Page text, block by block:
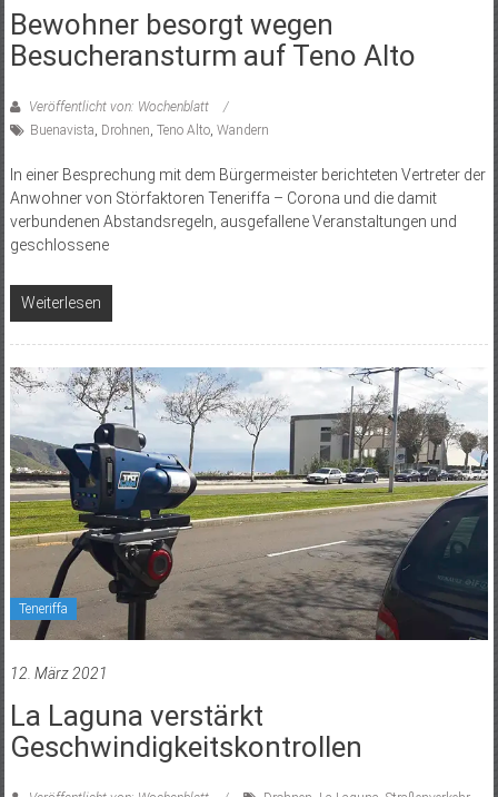
Bewohner besorgt wegen
Besucheransturm auf Teno Alto
Veröffentlicht von: Wochenblatt
Buenavista Drohnen Teno Alto, Wandern
In einer Besprechung mit dem Bürgermeister berichteten Vertreter der
Anwohner von Störfaktoren Teneriffa – Corona und die damit
verbundenen Abstandsregeln, ausgefallene Veranstaltungen und
geschlossene
Weiterlesen
Teneriffa
12. März 2021
La Laguna verstärkt
Geschwindigkeitskontrollen